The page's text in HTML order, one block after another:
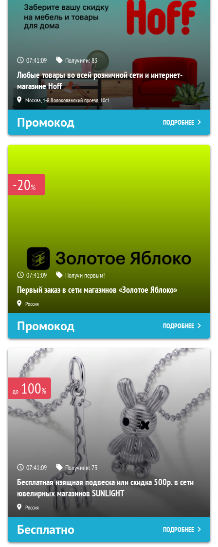
07:41:08 Получили:83
Любые товары во всей розничной сети и интернет-
магазине Hoff
Москва, 1-й Волоколамский проезд, 10с1
Промокод ПОДРОБНЕЕ
-20%
07:41:08 Получи первым!
Первый заказ в сети магазинов «Золотое Яблоко»
Россия
Промокод ПОДРОБНЕЕ
до 100%
07:41:08 Получили:73
Бесплатная изящная подвеска или скидка 500р. в сети
ювелирных магазинов SUNLIGHT
Россия
Бесплатно ПОДРОБНЕЕ